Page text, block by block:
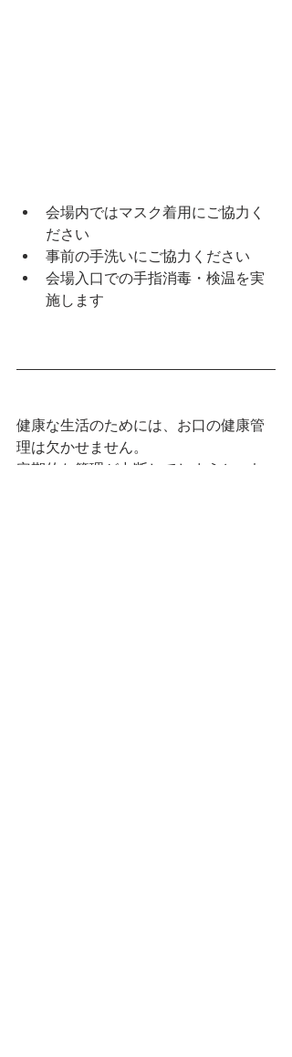
会場内ではマスク着用にご協力く
ださい
事前の手洗いにご協力ください
会場入口での手指消毒・検温を実
施します
健康な生活のためには、お口の健康管
理は欠かせません。
定期的な管理が中断してしまうと、む